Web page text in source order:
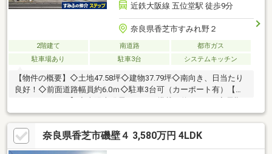
近鉄大阪線 五位堂駅 徒歩9分
奈良県香芝市すみれ野２
2階建て 南道路
都市ガス
駐車場あり
駐車3台 システムキッチン
【物件の概要】◇土地47.58坪◇建物37.79坪◇南向き、日当たり
良好！◇前面道路幅員約6.0ｍ◇駐車3台可（カーポート有）【お
優良認定住宅◇IHクッキングヒーター・食洗機付き◇床下収納・
小屋裏収納あり◇ウッドデッキあり【周辺の環境】◇ハーベス五
位堂店 徒歩8分（約620ｍ）◇セブンイレブン香芝すみれ野1丁目
店 徒歩7分（約500ｍ）◇藤ノ木公園 徒歩3分（約190ｍ）◇真美
奈良県香芝市磯壁４ 3,580万円 4LDK